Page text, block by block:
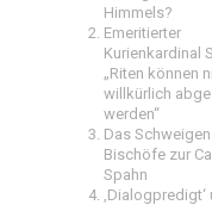
Himmels?
Emeritierter
Kurienkardinal
„Riten können
willkürlich
werden“
Das
Bischöfe zur
Spahn
‚Dialogpredigt‘